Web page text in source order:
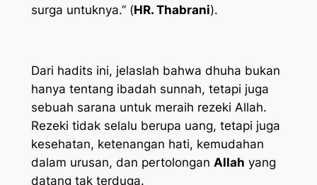
surga untuknya.” (HR. Thabrani).
Dari hadits ini, jelaslah bahwa dhuha bukan
hanya tentang ibadah sunnah, tetapi juga
sebuah sarana untuk meraih rezeki Allah.
Rezeki tidak selalu berupa uang, tetapi juga
kesehatan, ketenangan hati, kemudahan
dalam urusan, dan pertolongan Allah yang
datang tak terduga.